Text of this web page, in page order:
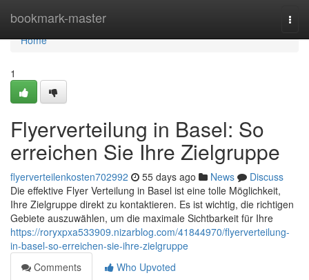
bookmark-master
Home
Home
1
Flyerverteilung in Basel: So
erreichen Sie Ihre Zielgruppe
flyerverteilenkosten702992 55 days ago News
Discuss
Die effektive Flyer Verteilung in Basel ist eine tolle Möglichkeit,
Ihre Zielgruppe direkt zu kontaktieren. Es ist wichtig, die richtigen
Gebiete auszuwählen, um die maximale Sichtbarkeit für Ihre
https://roryxpxa533909.nizarblog.com/41844970/flyerverteilung-
in-basel-so-erreichen-sie-ihre-zielgruppe
Comments
Who Upvoted